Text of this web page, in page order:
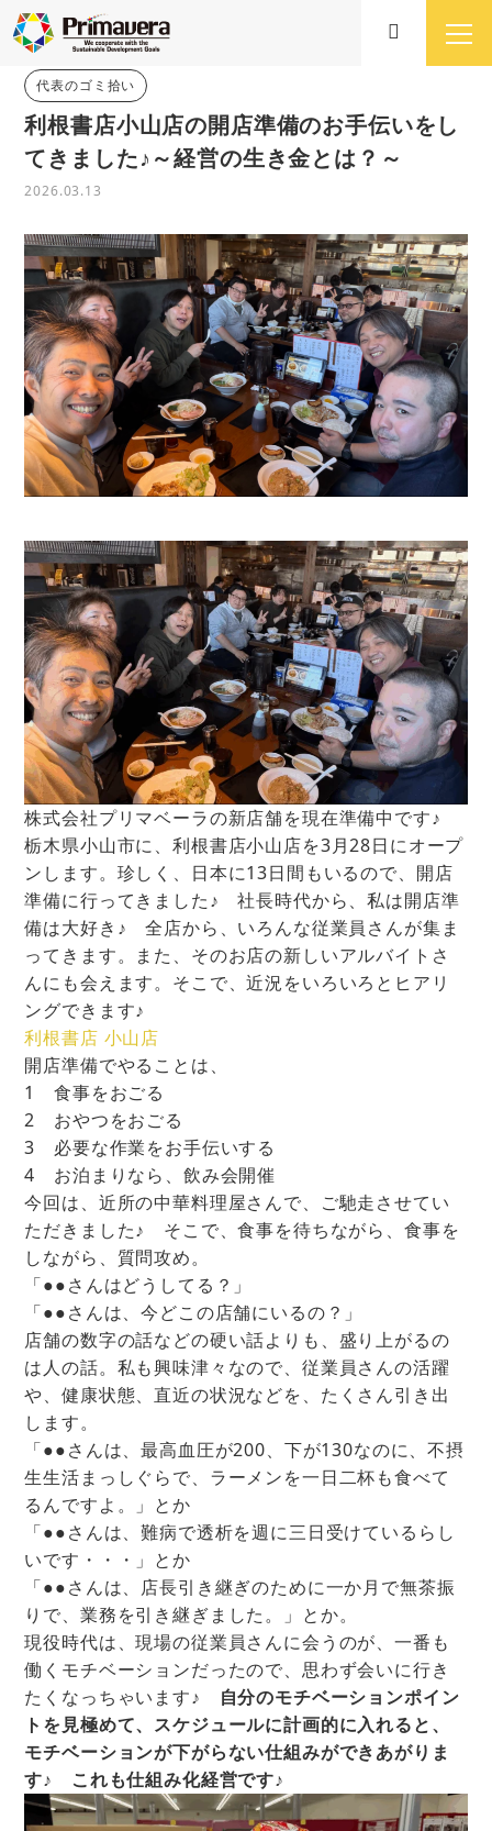
代表のゴミ拾い
利根書店小山店の開店準備のお手伝いをし
てきました♪～経営の生き金とは？～
2026.03.13
株式会社プリマベーラの新店舗を現在準備中です♪
栃木県小山市に、利根書店小山店を3月28日にオープ
ンします。珍しく、日本に13日間もいるので、開店
準備に行ってきました♪ 社長時代から、私は開店準
備は大好き♪ 全店から、いろんな従業員さんが集ま
ってきます。また、そのお店の新しいアルバイトさ
んにも会えます。そこで、近況をいろいろとヒアリ
ングできます♪
利根書店 小山店
開店準備でやることは、
1 食事をおごる
2 おやつをおごる
3 必要な作業をお手伝いする
4 お泊まりなら、飲み会開催
今回は、近所の中華料理屋さんで、ご馳走させてい
ただきました♪ そこで、食事を待ちながら、食事を
しながら、質問攻め。
「●●さんはどうしてる？」
「●●さんは、今どこの店舗にいるの？」
店舗の数字の話などの硬い話よりも、盛り上がるの
は人の話。私も興味津々なので、従業員さんの活躍
や、健康状態、直近の状況などを、たくさん引き出
します。
「●●さんは、最高血圧が200、下が130なのに、不摂
生生活まっしぐらで、ラーメンを一日二杯も食べて
るんですよ。」とか
「●●さんは、難病で透析を週に三日受けているらし
いです・・・」とか
「●●さんは、店長引き継ぎのために一か月で無茶振
りで、業務を引き継ぎました。」とか。
現役時代は、現場の従業員さんに会うのが、一番も
働くモチベーションだったので、思わず会いに行き
たくなっちゃいます♪
自分のモチベーションポイン
トを見極めて、スケジュールに計画的に入れると、
モチベーションが下がらない仕組みができあがりま
す♪ これも仕組み化経営です♪